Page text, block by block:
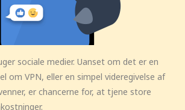
sociale medier. Uanset om det er en
om VPN, eller en simpel videregivelse af
er chancerne for, at tjene store